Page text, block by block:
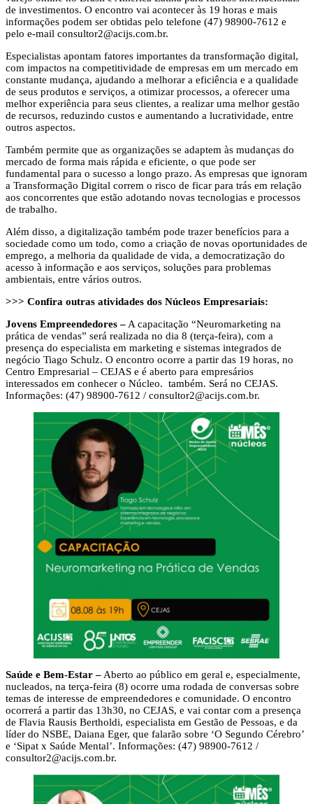
de investimentos. O encontro vai acontecer às 19 horas e mais
informações podem ser obtidas pelo telefone (47) 98900-7612 e
pelo e-mail consultor2@acijs.com.br.
Especialistas apontam fatores importantes da transformação digital,
com impactos na competitividade de empresas em um mercado em
constante mudança, ajudando a melhorar a eficiência e a qualidade
de seus produtos e serviços, a otimizar processos, a oferecer uma
melhor experiência para seus clientes, a realizar uma melhor gestão
de recursos, reduzindo custos e aumentando a lucratividade, entre
outros aspectos.
Também permite que as organizações se adaptem às mudanças do
mercado de forma mais rápida e eficiente, o que pode ser
fundamental para o sucesso a longo prazo. As empresas que ignoram
a Transformação Digital correm o risco de ficar para trás em relação
aos concorrentes que estão adotando novas tecnologias e processos
de trabalho.
Além disso, a digitalização também pode trazer benefícios para a
sociedade como um todo, como a criação de novas oportunidades de
emprego, a melhoria da qualidade de vida, a democratização do
acesso à informação e aos serviços, soluções para problemas
ambientais, entre vários outros.
>>> Confira outras atividades dos Núcleos Empresariais:
Jovens Empreendedores – A capacitação “Neuromarketing na
prática de vendas” será realizada no dia 8 (terça-feira), com a
presença do especialista em marketing e sistemas integrados de
negócio Tiago Schulz. O encontro ocorre a partir das 19 horas, no
Centro Empresarial – CEJAS e é aberto para empresários
interessados em conhecer o Núcleo. também. Será no CEJAS.
Informações: (47) 98900-7612 / consultor2@acijs.com.br.
Saúde e Bem-Estar – Aberto ao público em geral e, especialmente,
nucleados, na terça-feira (8) ocorre uma rodada de conversas sobre
temas de interesse de empreendedores e comunidade. O encontro
ocorrerá a partir das 13h30, no CEJAS, e vai contar com a presença
de Flavia Rausis Bertholdi, especialista em Gestão de Pessoas, e da
líder do NSBE, Daiana Eger, que falarão sobre ‘O Segundo Cérebro’
e ‘Sipat x Saúde Mental’. Informações: (47) 98900-7612 /
consultor2@acijs.com.br.